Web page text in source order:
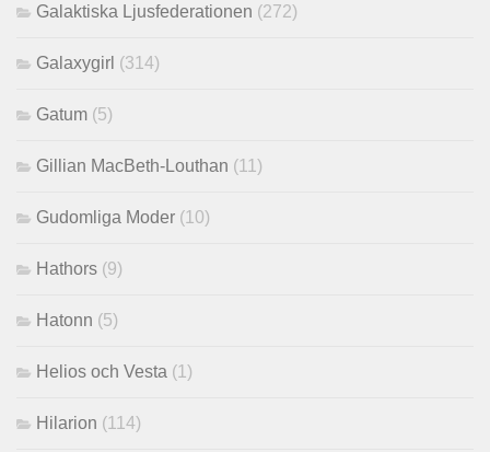
Galaktiska Ljusfederationen (272)
Galaxygirl (314)
Gatum (5)
Gillian MacBeth-Louthan (11)
Gudomliga Moder (10)
Hathors (9)
Hatonn (5)
Helios och Vesta (1)
Hilarion (114)